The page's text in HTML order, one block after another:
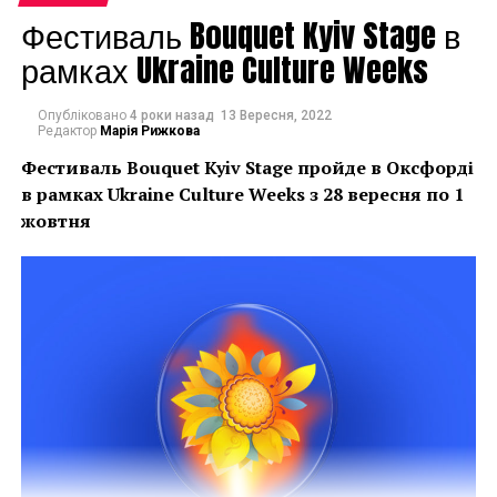
традиційні орнаменти
тканих килимів.
Сучасні художники
живуть в іншому
контексті, перед ними
стоять інші завдання,
ніж були перед
народними майстрами.
Але й ті, й інші мислять
образами і символами.
І в сучасний «килим»
художники вкладають
нову, але таку ж багату
Фестиваль Bouquet Kyiv Stage в
рамках Ukraine Culture Weeks
Опубліковано 4 роки назад 13 Вересня, 2022
Редактор Марія Рижкова
Фестиваль Bouquet Kyiv Stage пройде в Оксфорді
в рамкахUkraine Culture Weeks з 28 вересня по 1
жовтня